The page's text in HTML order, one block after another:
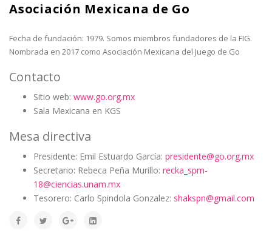
Asociación Mexicana de Go
Fecha de fundación: 1979. Somos miembros fundadores de la FIG.
Nombrada en 2017 como Asociación Mexicana del Juego de Go
Contacto
Sitio web: www.go.org.mx
Sala Mexicana en KGS
Mesa directiva
Presidente: Emil Estuardo García: presidente@go.org.mx
Secretario: Rebeca Peña Murillo: recka_spm-
18@ciencias.unam.mx
Tesorero: Carlo Spindola Gonzalez: shakspn@gmail.com